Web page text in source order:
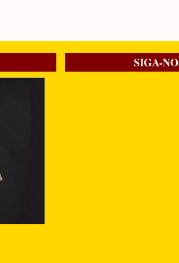
SIGA-